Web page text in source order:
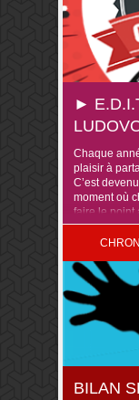
►
Chaque
plaisir à
C’est
moment où
faire le point
short-list
pour petit à ..
BILAN